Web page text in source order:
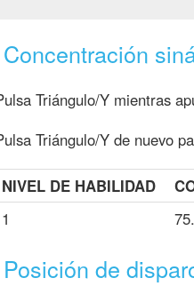
Concentración
Triángulo/Y mientras
Triángulo/Y de nuevo
NIVEL DE HABILIDAD
1
Posición de